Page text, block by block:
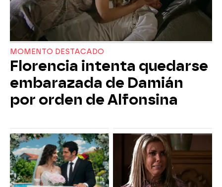
MOMENTO DESTACADO
Florencia intenta quedarse
embarazada de Damián
por orden de Alfonsina